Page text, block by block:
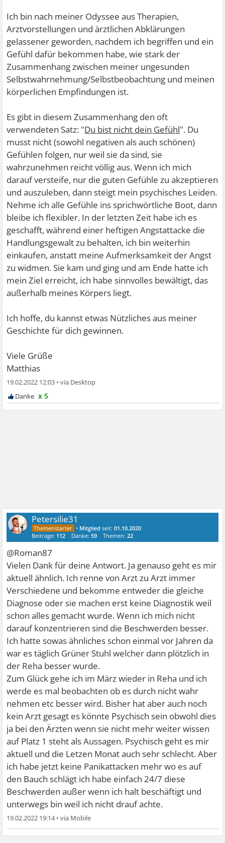
Ich bin nach meiner Odyssee aus Therapien,
Arztvorstellungen und ärztlichen Abklärungen
gelassener geworden, nachdem ich begriffen und ein
Gefühl dafür bekommen habe, wie stark der
Zusammenhang zwischen meiner ungesunden
Selbstwahrnehmung/Selbstbeobachtung und meinen
körperlichen Empfindungen ist.
Es gibt in diesem Zusammenhang den oft
verwendeten Satz: "Du bist nicht dein Gefühl". Du
musst nicht (sowohl negativen als auch schönen)
Gefühlen folgen, nur weil sie da sind, sie
wahrzunehmen reicht völlig aus. Wenn ich mich
darauf versteife, nur die guten Gefühle zu akzeptieren
und auszuleben, dann steigt mein psychisches Leiden.
Nehme ich alle Gefühle ins sprichwörtliche Boot, dann
bleibe ich flexibler. In der letzten Zeit habe ich es
geschafft, während einer heftigen Angstattacke die
Handlungsgewalt zu behalten, ich bin weiterhin
einkaufen, anstatt meine Aufmerksamkeit der Angst
zu widmen. Sie kam und ging und am Ende hatte ich
mein Ziel erreicht, ich habe sinnvolles bewältigt, das
außerhalb meines Körpers liegt.
Ich hoffe, du kannst etwas Nützliches aus meiner
Geschichte für dich gewinnen.
Viele Grüße
Matthias
19.02.2022 12:03 •
x 5
Petersilie31
• Mitglied seit:01.10.2020
Beiträge: 112 Danke:59 Themen:22
@Roman87
Vielen Dank für deine Antwort. Ja genauso geht es mir
aktuell ähnlich. Ich renne von Arzt zu Arzt immer
Verschiedene und bekomme entweder die gleiche
Diagnose oder sie machen erst keine Diagnostik weil
schon alles gemacht wurde. Wenn ich mich nicht
darauf konzentrieren sind die Beschwerden besser.
Ich hatte sowas ähnliches schon einmal vor Jahren da
war es täglich Grüner Stuhl welcher dann plötzlich in
der Reha besser wurde.
Zum Glück gehe ich im März wieder in Reha und ich
werde es mal beobachten ob es durch nicht wahr
nehmen etc besser wird. Bisher hat aber auch noch
kein Arzt gesagt es könnte Psychisch sein obwohl dies
ja bei den Ärzten wenn sie nicht mehr weiter wissen
auf Platz 1 steht als Aussagen. Psychisch geht es mir
aktuell und die Letzen Monat auch sehr schlecht. Aber
ich habe jetzt keine Panikattacken mehr wo es auf
den Bauch schlägt ich habe einfach 24/7 diese
Beschwerden außer wenn ich halt beschäftigt und
unterwegs bin weil ich nicht drauf achte.
19.02.2022 19:14•